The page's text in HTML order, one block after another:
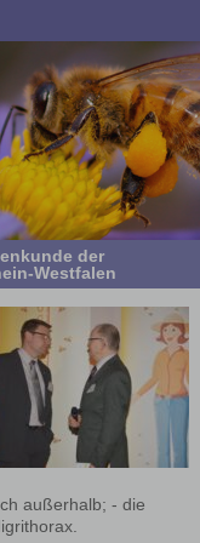
der
Westfalen
außerhalb; - die